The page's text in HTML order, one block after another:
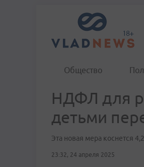
Общество
НДФЛ для
детьми
Эта новая мера коснется
23:32, 24 апреля 2025